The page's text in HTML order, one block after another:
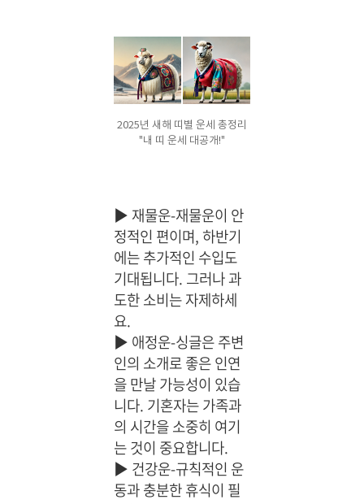
2025년 새해 띠별 운세 총정리
"내 띠 운세 대공개!"
▶ 재물운-재물운이 안
정적인 편이며, 하반기
에는 추가적인 수입도
기대됩니다. 그러나 과
도한 소비는 자제하세
요.
▶ 애정운-싱글은 주변
인의 소개로 좋은 인연
을 만날 가능성이 있습
니다. 기혼자는 가족과
의 시간을 소중히 여기
는 것이 중요합니다.
▶ 건강운-규칙적인 운
동과 충분한 휴식이 필